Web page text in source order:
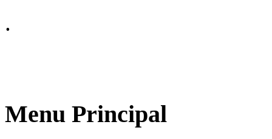
.
Menu Principal